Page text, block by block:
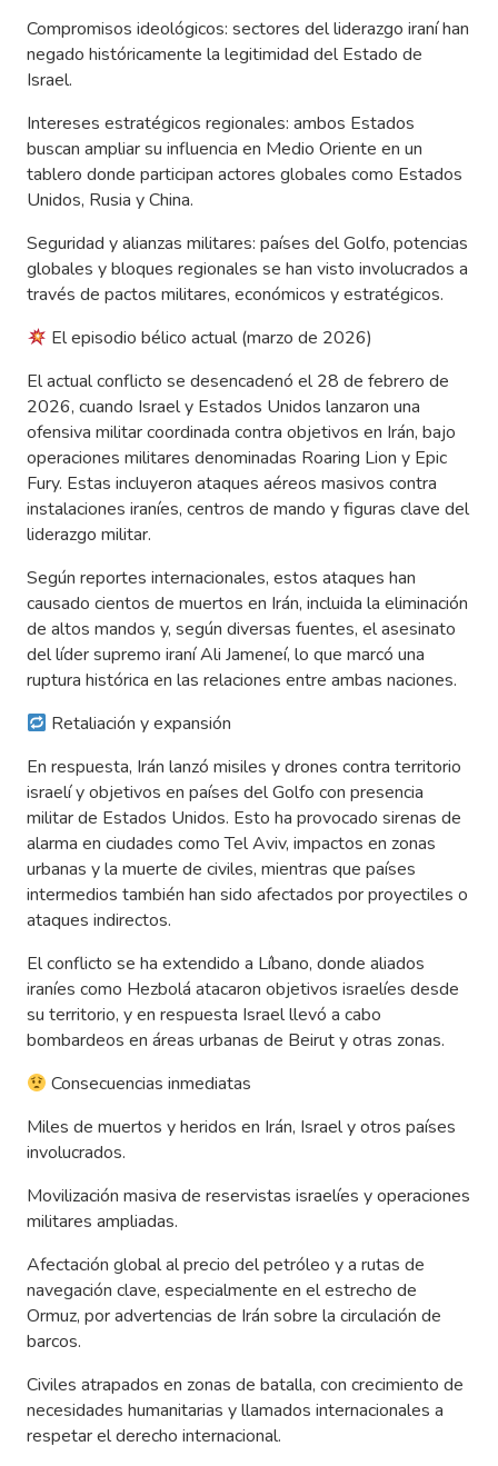
Compromisos ideológicos: sectores del liderazgo iraní han
negado históricamente la legitimidad del Estado de
Israel.
Intereses estratégicos regionales: ambos Estados
buscan ampliar su influencia en Medio Oriente en un
tablero donde participan actores globales como Estados
Unidos, Rusia y China.
Seguridad y alianzas militares: países del Golfo, potencias
globales y bloques regionales se han visto involucrados a
través de pactos militares, económicos y estratégicos.
El episodio bélico actual (marzo de 2026)
El actual conflicto se desencadenó el 28 de febrero de
2026, cuando Israel y Estados Unidos lanzaron una
ofensiva militar coordinada contra objetivos en Irán, bajo
operaciones militares denominadas Roaring Lion y Epic
Fury. Estas incluyeron ataques aéreos masivos contra
instalaciones iraníes, centros de mando y figuras clave del
liderazgo militar.
Según reportes internacionales, estos ataques han
causado cientos de muertos en Irán, incluida la eliminación
de altos mandos y, según diversas fuentes, el asesinato
del líder supremo iraní Ali Jameneí, lo que marcó una
ruptura histórica en las relaciones entre ambas naciones.
Retaliación y expansión
En respuesta, Irán lanzó misiles y drones contra territorio
israelí y objetivos en países del Golfo con presencia
militar de Estados Unidos. Esto ha provocado sirenas de
alarma en ciudades como Tel Aviv, impactos en zonas
urbanas y la muerte de civiles, mientras que países
intermedios también han sido afectados por proyectiles o
ataques indirectos.
El conflicto se ha extendido a Líbano, donde aliados
iraníes como Hezbolá atacaron objetivos israelíes desde
su territorio, y en respuesta Israel llevó a cabo
bombardeos en áreas urbanas de Beirut y otras zonas.
Consecuencias inmediatas
Miles de muertos y heridos en Irán, Israel y otros países
involucrados.
Movilización masiva de reservistas israelíes y operaciones
militares ampliadas.
Afectación global al precio del petróleo y a rutas de
navegación clave, especialmente en el estrecho de
Ormuz, por advertencias de Irán sobre la circulación de
barcos.
Civiles atrapados en zonas de batalla, con crecimiento de
necesidades humanitarias y llamados internacionales a
respetar el derecho internacional.